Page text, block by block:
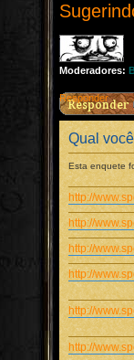
Moderadores:
Responder
Qual
Esta enquete
http://
http://
http://
http://
http://
http://